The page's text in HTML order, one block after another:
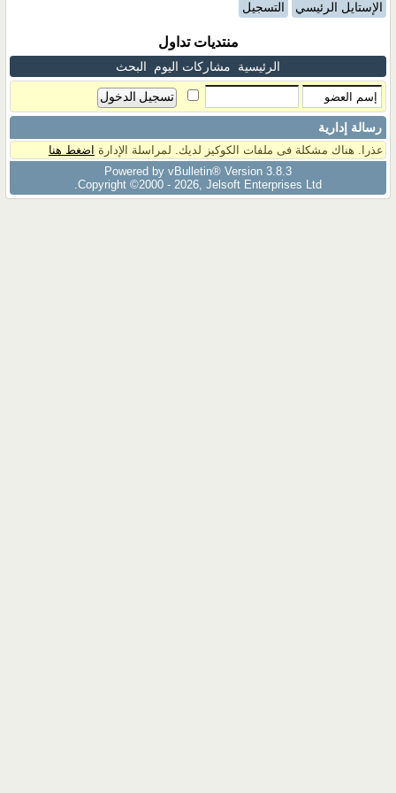
الإستايل الرئيسي التسجيل
منتديات تداول
الرئيسية مشاركات اليوم البحث
رسالة إدارية
عذرا. هناك مشكلة فى ملفات الكوكيز لديك. لمراسلة الإدارة اضغط هنا
Powered by vBulletin® Version 3.8.3
Copyright ©2000 - 2026, Jelsoft Enterprises Ltd.